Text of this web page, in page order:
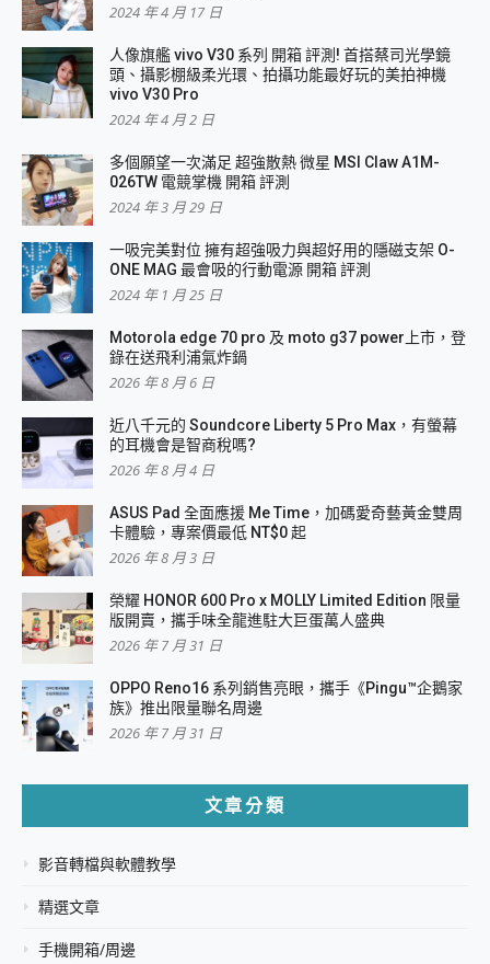
2024 年 4 月 17 日
人像旗艦 vivo V30 系列 開箱 評測! 首搭蔡司光學鏡
頭、攝影棚級柔光環、拍攝功能最好玩的美拍神機
vivo V30 Pro
2024 年 4 月 2 日
多個願望一次滿足 超強散熱 微星 MSI Claw A1M-
026TW 電競掌機 開箱 評測
2024 年 3 月 29 日
一吸完美對位 擁有超強吸力與超好用的隱磁支架 O-
ONE MAG 最會吸的行動電源 開箱 評測
2024 年 1 月 25 日
Motorola edge 70 pro 及 moto g37 power上市，登
錄在送飛利浦氣炸鍋
2026 年 8 月 6 日
近八千元的 Soundcore Liberty 5 Pro Max，有螢幕
的耳機會是智商稅嗎?
2026 年 8 月 4 日
ASUS Pad 全面應援 Me Time，加碼愛奇藝黃金雙周
卡體驗，專案價最低 NT$0 起
2026 年 8 月 3 日
榮耀 HONOR 600 Pro x MOLLY Limited Edition 限量
版開賣，攜手味全龍進駐大巨蛋萬人盛典
2026 年 7 月 31 日
OPPO Reno16 系列銷售亮眼，攜手《Pingu™企鵝家
族》推出限量聯名周邊
2026 年 7 月 31 日
文章分類
影音轉檔與軟體教學
精選文章
手機開箱/周邊